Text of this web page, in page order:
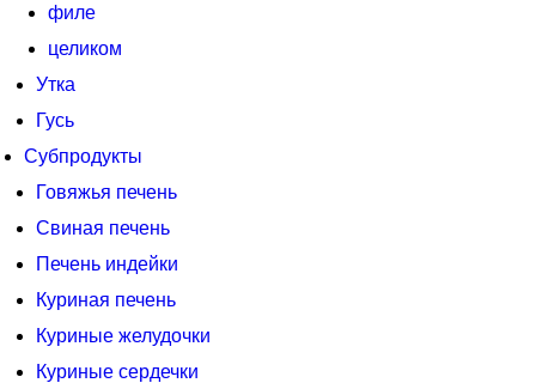
филе
целиком
Утка
Гусь
Субпродукты
Говяжья печень
Свиная печень
Печень индейки
Куриная печень
Куриные желудочки
Куриные сердечки